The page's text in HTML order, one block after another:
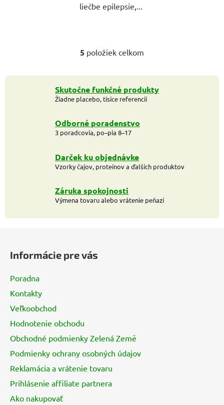
liečbe epilepsie,...
O
l
á
d
c
i
p
r
k
y
ý
5 položiek celkom
Skutočne funkčné produkty
Žiadne placebo, tisíce referencií
Odborné poradenstvo
3 poradcovia, po–pia 8–17
Darček ku objednávke
Vzorky čajov, proteínov a ďalších produktov
Záruka spokojnosti
Výmena tovaru alebo vrátenie peňazí
Informácie pre vás
Poradna
Kontakty
Veľkoobchod
Hodnotenie obchodu
Obchodné podmienky Zelená Země
Podmienky ochrany osobných údajov
Reklamácia a vrátenie tovaru
Prihlásenie affiliate partnera
Ako nakupovať